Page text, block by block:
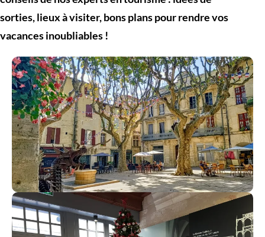
sorties, lieux à visiter, bons plans pour rendre vos
vacances inoubliables !